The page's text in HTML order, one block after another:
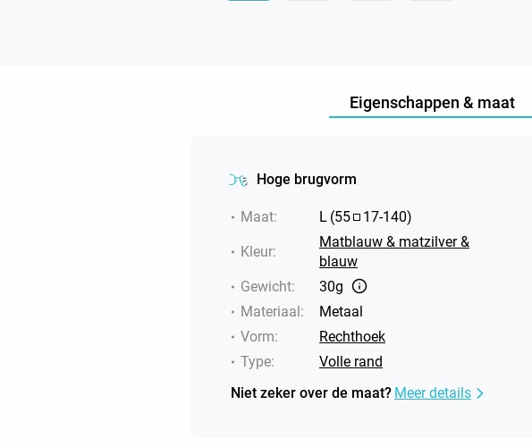
Eigenschappen & maat
Hoge brugvorm
Maat: L (55 17-140)
Kleur:
Matblauw & matzilver &
blauw
Gewicht:
30g
Materiaal:
Metaal
Vorm:
Rechthoek
Type:
Volle rand
Niet zeker over de maat? Meer details